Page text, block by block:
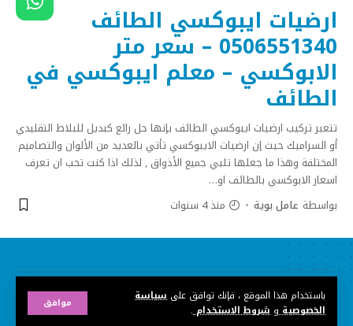
باستخدام هذا الموقع ، فإنك توافق على سياسة
الخصوصيةو شروط الاستخدام. موافق
ارضيات ايبوكسي الطائف
0506551340 – سعر متر
الابوكسي – معلم ايبوكسي في
الطائف
تتعبر تركيب ارضيات ايبوكسي الطائف بإنها حل رائع كبديل للبلاط التقليدي
أو السراميك حيث إن ارضيات الايبوكسي تأتي بالعديد من الألوان والتصاميم
المختلفة وهذا ما جعلها تلبي جميع الأذواق , لذلك اذا كنت تحب ان تعرف
اسعار الابوكسي بالطائف او…
بواسطة عامل بوية منذ 4 سنوات
الحقوق محفوظة ©طاووس الطائف للديكورات2021
شركةتصميم:سبأ تك 967770422300